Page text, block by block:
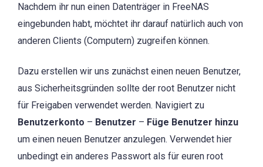
Nachdem ihr nun einen Datenträger in FreeNAS
eingebunden habt, möchtet ihr darauf natürlich auch von
anderen Clients (Computern) zugreifen können.
Dazu erstellen wir uns zunächst einen neuen Benutzer,
aus Sicherheitsgründen sollte der root Benutzer nicht
für Freigaben verwendet werden. Navigiert zu
Benutzerkonto – Benutzer – Füge Benutzer hinzu
um einen neuen Benutzer anzulegen. Verwendet hier
unbedingt ein anderes Passwort als für euren root